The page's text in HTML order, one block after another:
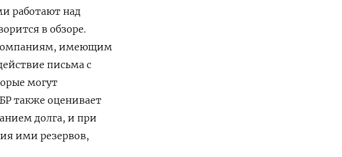
работают над
в обзоре.
компаниям, имеющим
письма с
могут
также ​оценивает
долга, и ⁠при
ими резервов,